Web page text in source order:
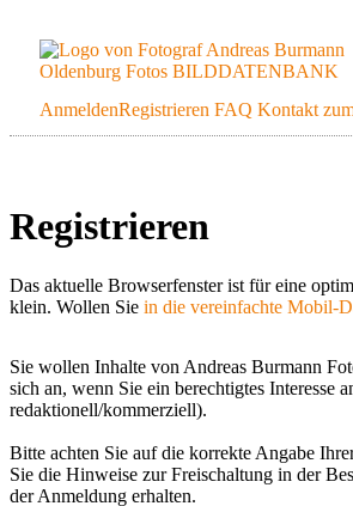
AnmeldenRegistrieren FAQ Kontakt
Registrieren
Das aktuelle Browserfenster ist für eine
klein. Wollen Sie in die vereinfachte Mobil-
Sie wollen Inhalte von Andreas Burmann
sich an, wenn Sie ein berechtigtes Interesse
redaktionell/kommerziell).
Bitte achten Sie auf die korrekte Angabe
Sie die Hinweise zur Freischaltung in der
der Anmeldung erhalten.